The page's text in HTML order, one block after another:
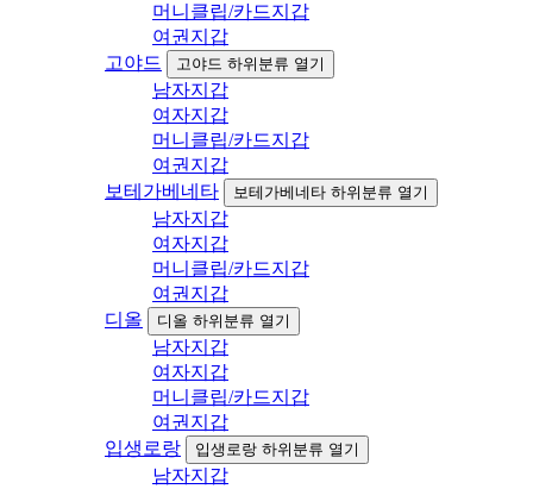
머니클립/카드지갑
여권지갑
고야드
고야드 하위분류 열기
남자지갑
여자지갑
머니클립/카드지갑
여권지갑
보테가베네타
보테가베네타 하위분류 열기
남자지갑
여자지갑
머니클립/카드지갑
여권지갑
디올
디올 하위분류 열기
남자지갑
여자지갑
머니클립/카드지갑
여권지갑
입생로랑
입생로랑 하위분류 열기
남자지갑